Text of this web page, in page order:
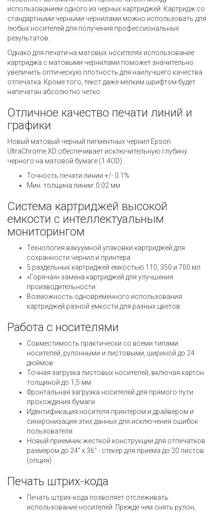
использованием одного из черных картриджей. Картридж со
стандартными черными чернилами можно использовать для
любых носителей для получения профессиональных
результатов.
Однако для печати на матовых носителях использование
картриджа с матовыми чернилами поможет значительно
увеличить оптическую плотность для наилучшего качества
отпечатка. Кроме того, текст даже мелким шрифтом будет
напечатан абсолютно четко.
Отличное качество печати линий и
графики
Новый матовый черный пигментных чернил Epson
UltraChrome XD обеспечивает исключительную глубину
черного на матовой бумаге (1.4OD).
Точность печати линии:+/- 0.1%
Мин. толщина линии: 0.02 мм
Система картриджей высокой
емкости с интеллектуальным
мониторингом
Технология вакуумной упаковки картриджей для
сохранности чернил и принтера
5 раздельных картриджей емкостью 110, 350 и 700 мл
«Горячая» замена картриджей для улучшения
производительности
Возможность одновременного использования
картриджей разной емкости для разных цветов
Работа с носителями
Совместимость практически со всеми типами
носителей, рулонными и листовыми, шириной до 24
дюймов
Точная загрузка листовых носителей, включая картон
толщиной до 1,5 мм
Фронтальная загрузка носителей для прямого пути
прохождения бумаги
Идентификация носителя принтером и драйвером и
синхронизация этих данных для исключения ошибок
пользователя
Новый приемник жесткой конструкции для отпечатков
размером до 24" x 36" - стекер для приема до 20 листов
(опция)
Печать штрих-кода
Печать штрих-кода позволяет отслеживать
использование носителей. Прежде чем снять рулон,